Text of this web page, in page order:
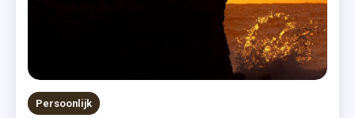
Persoonlijk